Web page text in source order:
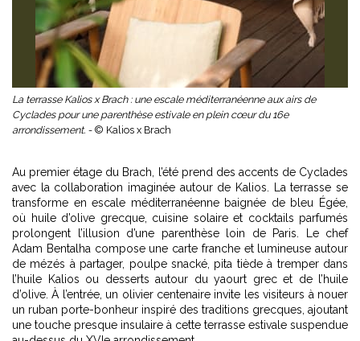
La terrasse Kalios x Brach : une escale méditerranéenne aux airs de
Cyclades pour une parenthèse estivale en plein cœur du 16e
arrondissement. - © Kalios x Brach
Au premier étage du Brach, l’été prend des accents de Cyclades
avec la collaboration imaginée autour de Kalios. La terrasse se
transforme en escale méditerranéenne baignée de bleu Égée,
où huile d’olive grecque, cuisine solaire et cocktails parfumés
prolongent l’illusion d’une parenthèse loin de Paris. Le chef
Adam Bentalha compose une carte franche et lumineuse autour
de mézés à partager, poulpe snacké, pita tiède à tremper dans
l’huile Kalios ou desserts autour du yaourt grec et de l’huile
d’olive. À l’entrée, un olivier centenaire invite les visiteurs à nouer
un ruban porte-bonheur inspiré des traditions grecques, ajoutant
une touche presque insulaire à cette terrasse estivale suspendue